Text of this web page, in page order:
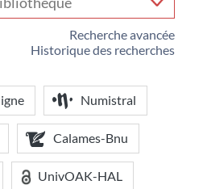
Recherche avancée
Historique des recherches
Numistral
Calames-Bnu
UnivOAK-HAL